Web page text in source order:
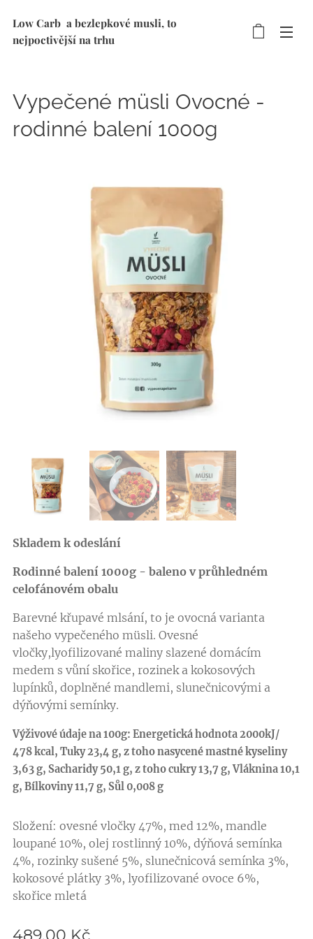
Low Carb a bezlepkové musli, to
nejpoctivější na trhu
Vypečené müsli Ovocné -
rodinné balení 1000g
Skladem k odeslání
Rodinné balení 1000g - baleno v průhledném
celofánovém obalu
Barevné křupavé mlsání, to je ovocná varianta
našeho vypečeného müsli. Ovesné
vločky,lyofilizované maliny slazené domácím
medem s vůní skořice, rozinek a kokosových
lupínků, doplněné mandlemi, slunečnicovými a
dýňovými semínky.
Výživové údaje na 100g: Energetická hodnota 2000kJ/
478 kcal, Tuky 23,4 g, z toho nasycené mastné kyseliny
3,63 g, Sacharidy 50,1 g, z toho cukry 13,7 g, Vláknina 10,1
g, Bílkoviny 11,7 g, Sůl 0,008 g
Složení: ovesné vločky 47%, med 12%, mandle
loupané 10%, olej rostlinný 10%, dýňová semínka
4%, rozinky sušené 5%, slunečnicová semínka 3%,
kokosové plátky 3%, lyofilizované ovoce 6%,
skořice mletá
489,00 Kč